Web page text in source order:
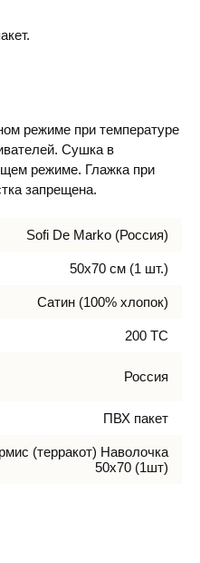
режиме при температуре
Сушка в
режиме. Глажка при
запрещена.
Sofi De Marko (Россия)
50х70 см (1 шт.)
Сатин (100% хлопок)
200 ТС
Россия
ПВХ пакет
(терракот) Наволочка
50х70 (1шт)